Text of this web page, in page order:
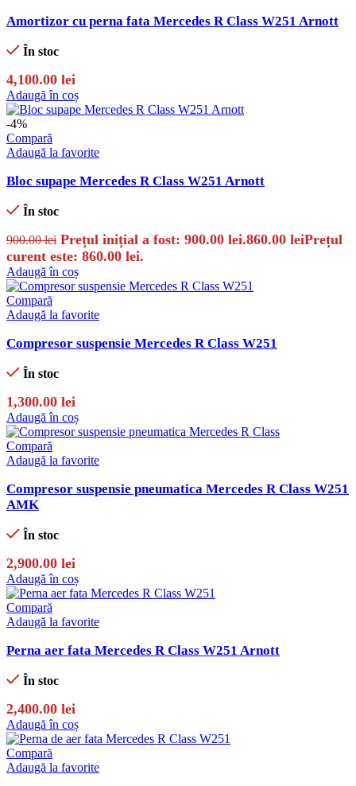
Amortizor cu perna fata Mercedes R Class W251 Arnott
În stoc
4,100.00 lei
Adaugă în coș
-4%
Compară
Adaugă la favorite
Bloc supape Mercedes R Class W251 Arnott
În stoc
900.00lei Prețul inițial a fost: 900.00 lei.860.00 leiPrețul
curent este: 860.00 lei.
Adaugă în coș
Compară
Adaugă la favorite
Compresor suspensie Mercedes R Class W251
În stoc
1,300.00 lei
Adaugă în coș
Compară
Adaugă la favorite
Compresor suspensie pneumatica Mercedes R Class W251
AMK
În stoc
2,900.00 lei
Adaugă în coș
Compară
Adaugă la favorite
Perna aer fata Mercedes R Class W251 Arnott
În stoc
2,400.00 lei
Adaugă în coș
Compară
Adaugă la favorite